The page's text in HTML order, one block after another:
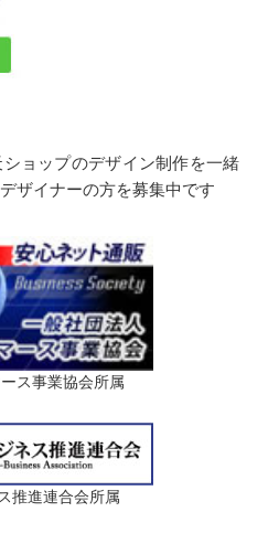
ョップのデザイン制作を一緒
ザイナーの方を募集中です
ス事業協会所属
推進連合会所属